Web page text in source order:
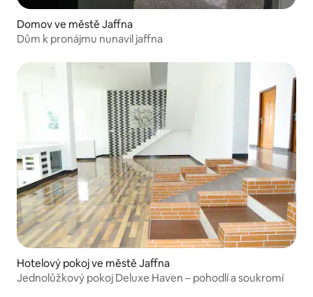
Domov ve městě Jaffna
Dům k pronájmu nunavil jaffna
Hotelový pokoj ve městě Jaffna
Jednolůžkový pokoj Deluxe Haven – pohodlí a soukromí